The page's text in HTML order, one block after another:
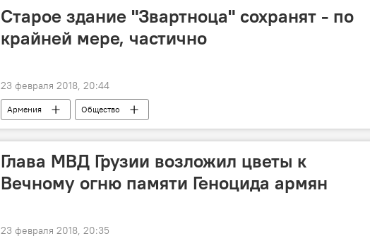
Старое здание "Звартноца" сохранят - по
крайней мере, частично
23 февраля 2018, 20:44
Армения Общество
Глава МВД Грузии возложил цветы к
Вечному огню памяти Геноцида армян
23 февраля 2018, 20:35